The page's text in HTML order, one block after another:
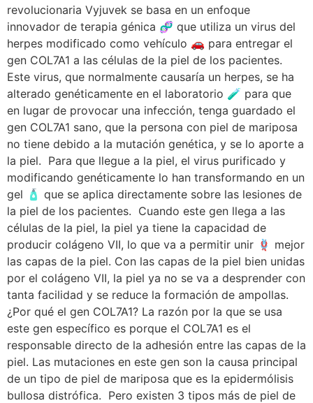
revolucionaria Vyjuvek se basa en un enfoque
innovador de terapia génica 🧬 que utiliza un virus del
herpes modificado como vehículo 🚗 para entregar el
gen COL7A1 a las células de la piel de los pacientes.
Este virus, que normalmente causaría un herpes, se ha
alterado genéticamente en el laboratorio 🧪 para que
en lugar de provocar una infección, tenga guardado el
gen COL7A1 sano, que la persona con piel de mariposa
no tiene debido a la mutación genética, y se lo aporte a
la piel. Para que llegue a la piel, el virus purificado y
modificando genéticamente lo han transformando en un
gel 🧴 que se aplica directamente sobre las lesiones de
la piel de los pacientes. Cuando este gen llega a las
células de la piel, la piel ya tiene la capacidad de
producir colágeno VII, lo que va a permitir unir 🪢 mejor
las capas de la piel. Con las capas de la piel bien unidas
por el colágeno VII, la piel ya no se va a desprender con
tanta facilidad y se reduce la formación de ampollas.
¿Por qué el gen COL7A1? La razón por la que se usa
este gen específico es porque el COL7A1 es el
responsable directo de la adhesión entre las capas de la
piel. Las mutaciones en este gen son la causa principal
de un tipo de piel de mariposa que es la epidermólisis
bullosa distrófica. Pero existen 3 tipos más de piel de